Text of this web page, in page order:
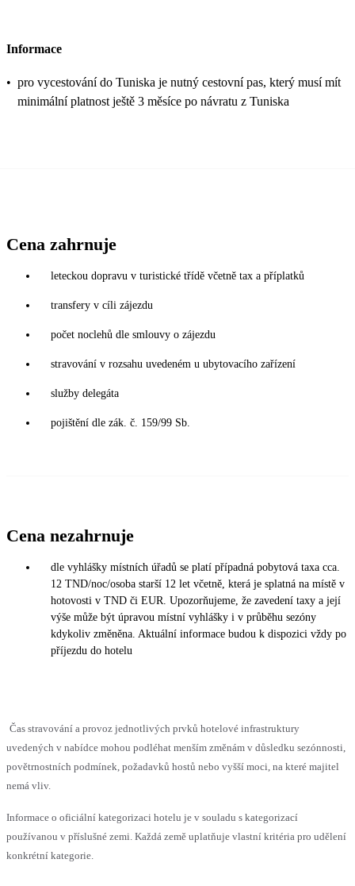
Informace
• pro vycestování do Tuniska je nutný cestovní pas, který musí mít
minimální platnost ještě 3 měsíce po návratu z Tuniska
Cena zahrnuje
leteckou dopravu v turistické třídě včetně tax a příplatků
transfery v cíli zájezdu
počet noclehů dle smlouvy o zájezdu
stravování v rozsahu uvedeném u ubytovacího zařízení
služby delegáta
pojištění dle zák. č. 159/99 Sb.
Cena nezahrnuje
dle vyhlášky místních úřadů se platí případná pobytová taxa cca.
12 TND/noc/osoba starší 12 let včetně, která je splatná na místě v
hotovosti v TND či EUR. Upozorňujeme, že zavedení taxy a její
výše může být úpravou místní vyhlášky i v průběhu sezóny
kdykoliv změněna. Aktuální informace budou k dispozici vždy po
příjezdu do hotelu
Čas stravování a provoz jednotlivých prvků hotelové infrastruktury
uvedených v nabídce mohou podléhat menším změnám v důsledku sezónnosti,
povětrnostních podmínek, požadavků hostů nebo vyšší moci, na které majitel
nemá vliv.
Informace o oficiální kategorizaci hotelu je v souladu s kategorizací
používanou v příslušné zemi. Každá země uplatňuje vlastní kritéria pro udělení
konkrétní kategorie.